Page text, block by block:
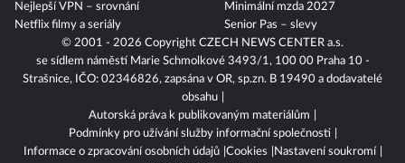
© 2001 - 2026 Copyright CZECH NEWS CENTER a.s.
se sídlem náměstí Marie Schmolkové 3493/1, 100 00 Praha 10 -
Strašnice, IČO: 02346826, zapsána v OR, sp.zn. B 19490 a dodavatelé
obsahu
Autorská práva k publikovaným materiálům
Podmínky pro užívání služby informační společnosti
Informace o zpracování osobních údajů Cookies
Nastavení soukromí
Nejlepší VPN – srovnání
Netflix filmy a seriály
Minimální mzda 2027
Senior Pas – slevy